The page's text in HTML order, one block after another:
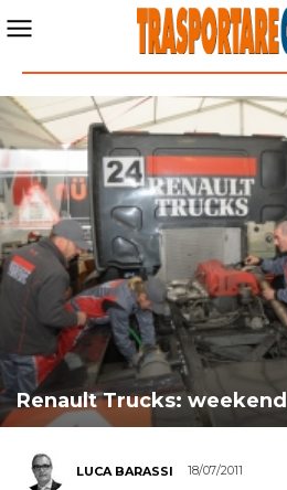
Renault Trucks:
LUCA BARASSI 18/07/2011